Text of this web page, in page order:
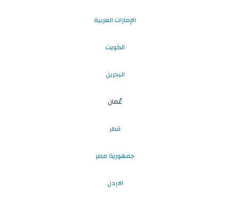
الإمارات العربية
الكويت
البحرين
عُمان
قطر
جمهورية مصر
الاردن